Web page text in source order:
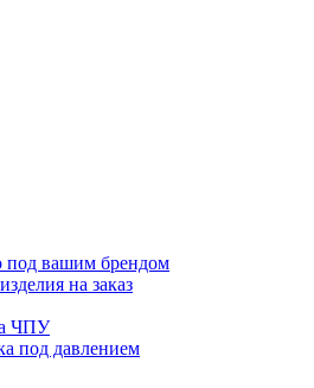
под вашим брендом
на заказ
ЧПУ
под давлением